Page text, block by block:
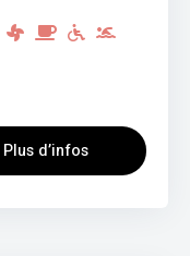
Plus d’infos